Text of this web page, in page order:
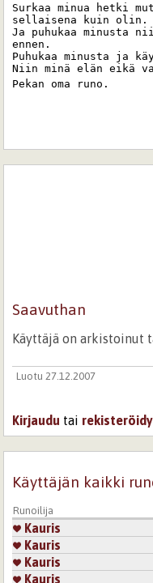
Surkaa minua hetki
sellaisena kuin olin.
Ja puhukaa minusta
ennen.
Puhukaa minusta ja
Niin minä elän eikä
Pekan oma runo.
Saavuthan
Käyttäjä on arkistoinut
Luotu 27.12.2007
Kirjaudu tai rekisteröidy
Käyttäjän kaikki
Runoilija
Kauris
Kauris
Kauris
Kauris